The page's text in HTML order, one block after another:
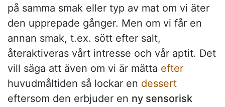
på samma smak eller typ av mat om vi äter
den upprepade gånger. Men om vi får en
annan smak, t.ex. sött efter salt,
återaktiveras vårt intresse och vår aptit. Det
vill säga att även om vi är mätta efter
huvudmåltiden så lockar en dessert
eftersom den erbjuder en ny sensorisk